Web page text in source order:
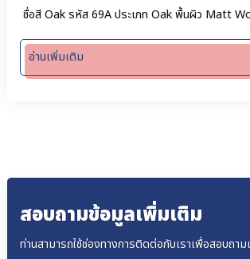
ชื่อสี Oak รหัส 69A ประเภท Oak พื้นผิว Matt
อ่านเพิ่มเติม
สอบถามข้อมูลเพิ่มเติม
ท่านสามารถใช้ช่องทางการติดต่อกับเราเพื่อสอบถา